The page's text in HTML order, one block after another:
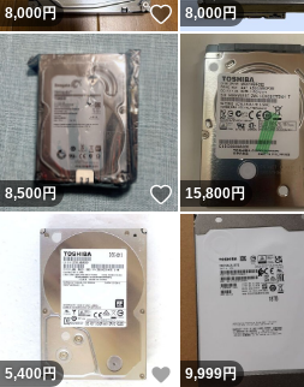
8,000円 いいね！
8,000円
8,500円 いいね！
15,800円
5,400円 いいね！
9,999円